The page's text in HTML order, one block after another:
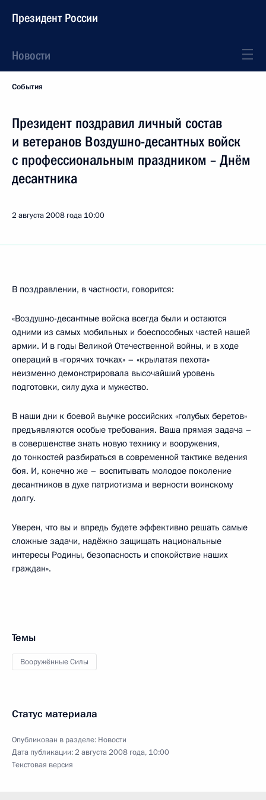
Президент России
Новости
События
Президент поздравил личный состав
и ветеранов Воздушно-десантных войск
с профессиональным праздником – Днём
десантника
2 августа 2008 года 10:00
В поздравлении, в частности, говорится:
«Воздушно-десантные войска всегда были и остаются
одними из самых мобильных и боеспособных частей нашей
армии. И в годы Великой Отечественной войны, и в ходе
операций в «горячих точках» – «крылатая пехота»
неизменно демонстрировала высочайший уровень
подготовки, силу духа и мужество.
В наши дни к боевой выучке российских «голубых беретов»
предъявляются особые требования. Ваша прямая задача –
в совершенстве знать новую технику и вооружения,
до тонкостей разбираться в современной тактике ведения
боя. И, конечно же – воспитывать молодое поколение
десантников в духе патриотизма и верности воинскому
долгу.
Уверен, что вы и впредь будете эффективно решать самые
сложные задачи, надёжно защищать национальные
интересы Родины, безопасность и спокойствие наших
граждан».
Темы
Вооружённые Силы
Статус материала
Опубликован в разделе: Новости
Дата публикации:2 августа 2008 года, 10:00
Текстовая версия